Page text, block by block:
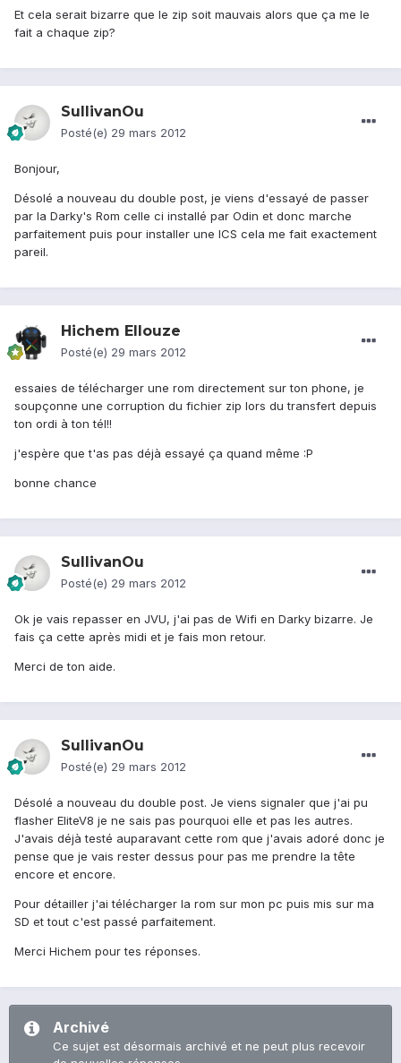
Et cela serait bizarre que le zip soit mauvais alors que ça me le
fait a chaque zip?
SullivanOu
Posté(e) 29 mars 2012
Bonjour,
Désolé a nouveau du double post, je viens d'essayé de passer
par la Darky's Rom celle ci installé par Odin et donc marche
parfaitement puis pour installer une ICS cela me fait exactement
pareil.
Hichem Ellouze
Posté(e) 29 mars 2012
essaies de télécharger une rom directement sur ton phone, je
soupçonne une corruption du fichier zip lors du transfert depuis
ton ordi à ton tél!!
j'espère que t'as pas déjà essayé ça quand même :P
bonne chance
SullivanOu
Posté(e) 29 mars 2012
Ok je vais repasser en JVU, j'ai pas de Wifi en Darky bizarre. Je
fais ça cette après midi et je fais mon retour.
Merci de ton aide.
SullivanOu
Posté(e) 29 mars 2012
Désolé a nouveau du double post. Je viens signaler que j'ai pu
flasher EliteV8 je ne sais pas pourquoi elle et pas les autres.
J'avais déjà testé auparavant cette rom que j'avais adoré donc je
pense que je vais rester dessus pour pas me prendre la tête
encore et encore.
Pour détailler j'ai télécharger la rom sur mon pc puis mis sur ma
SD et tout c'est passé parfaitement.
Merci Hichem pour tes réponses.
Archivé
Ce sujet est désormais archivé et ne peut plus recevoir